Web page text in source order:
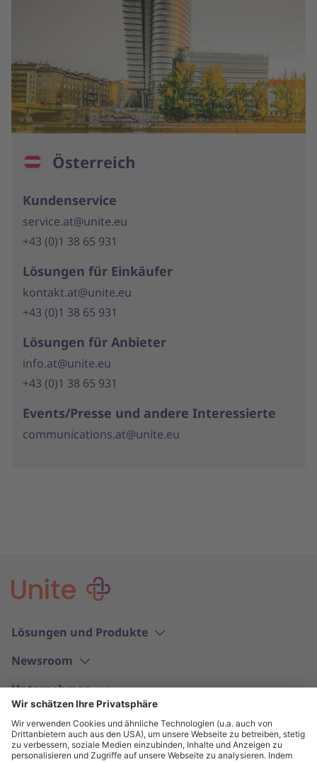
Österreich
Kundenservice
service.at@unite.eu
+43 (0)1 38 65 931
Lösungen für Einkäufer
kontakt.at@unite.eu
+43 (0)1 38 65 931
Lösungen für Anbieter
info.at@unite.eu
+43 (0)1 38 65 931
Events/Presse und andere Interessierte
communications.at@unite.eu
Lösungen und Produkte
Newsroom
Unternehmen